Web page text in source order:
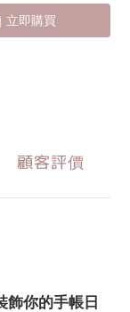
立即購買
顧客評價
飾你的手帳日